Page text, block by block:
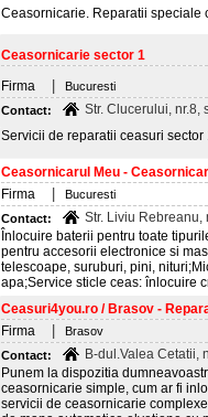
Ceasornicarie. Reparatii speciale
Ceasornicarie sector 1
Firma
Bucuresti
Contact:
Str. Clucerului, nr.8,
Servicii de reparatii ceasuri sector
Ceasornicarul Meu -
Firma
Bucuresti
Contact:
Str. Liviu Rebreanu,
Înlocuire baterii pentru toate
pentru accesorii electronice si
telescoape, suruburi, pini,
apa;Service sticle ceas: înlocuire
Ceasuri4you.ro / Brasov -
Firma
Brasov
Contact:
B-dul.Valea Cetatii,
Punem la dispozitia
ceasornicarie simple, cum ar fi
servicii de ceasornicarie